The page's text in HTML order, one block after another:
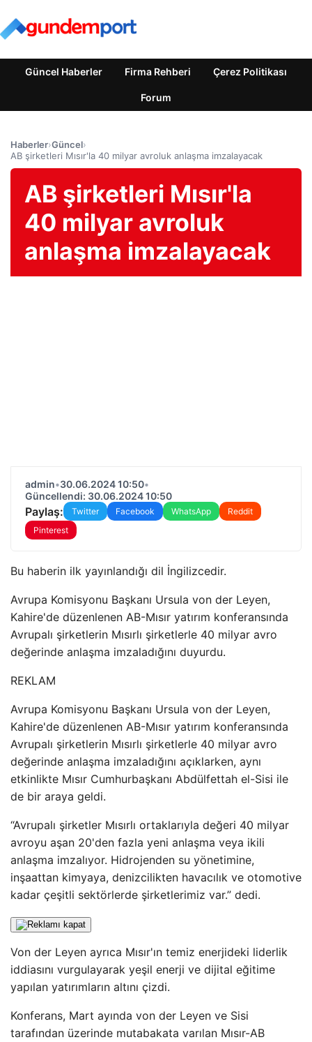
Güncel Haberler Firma Rehberi Çerez Politikası
Forum
Haberler›Güncel›
AB şirketleri Mısır'la 40 milyar avroluk anlaşma imzalayacak
AB şirketleri Mısır'la
40 milyar avroluk
anlaşma imzalayacak
admin•30.06.2024 10:50•
Güncellendi: 30.06.2024 10:50
Paylaş: Twitter Facebook WhatsApp
Reddit
Pinterest
Bu haberin ilk yayınlandığı dil İngilizcedir.
Avrupa Komisyonu Başkanı Ursula von der Leyen,
Kahire'de düzenlenen AB-Mısır yatırım konferansında
Avrupalı ​​şirketlerin Mısırlı şirketlerle 40 milyar avro
değerinde anlaşma imzaladığını duyurdu.
REKLAM
Avrupa Komisyonu Başkanı Ursula von der Leyen,
Kahire'de düzenlenen AB-Mısır yatırım konferansında
Avrupalı ​​şirketlerin Mısırlı şirketlerle 40 milyar avro
değerinde anlaşma imzaladığını açıklarken, aynı
etkinlikte Mısır Cumhurbaşkanı Abdülfettah el-Sisi ile
de bir araya geldi.
“Avrupalı ​​şirketler Mısırlı ortaklarıyla değeri 40 milyar
avroyu aşan 20'den fazla yeni anlaşma veya ikili
anlaşma imzalıyor. Hidrojenden su yönetimine,
inşaattan kimyaya, denizcilikten havacılık ve otomotive
kadar çeşitli sektörlerde şirketlerimiz var.” dedi.
Von der Leyen ayrıca Mısır'ın temiz enerjideki liderlik
iddiasını vurgulayarak yeşil enerji ve dijital eğitime
yapılan yatırımların altını çizdi.
Konferans, Mart ayında von der Leyen ve Sisi
tarafından üzerinde mutabakata varılan Mısır-AB